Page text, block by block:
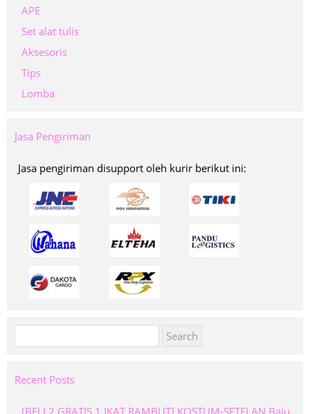
APE
Set alat tulis
Aksesoris
Tips
Lomba
Jasa Pengiriman
Jasa pengiriman disupport oleh kurir berikut ini:
for:
Recent Posts
[BELI 2 GRATIS 1 IKAT RAMBUT] KOSTUM-SETELAN Baju